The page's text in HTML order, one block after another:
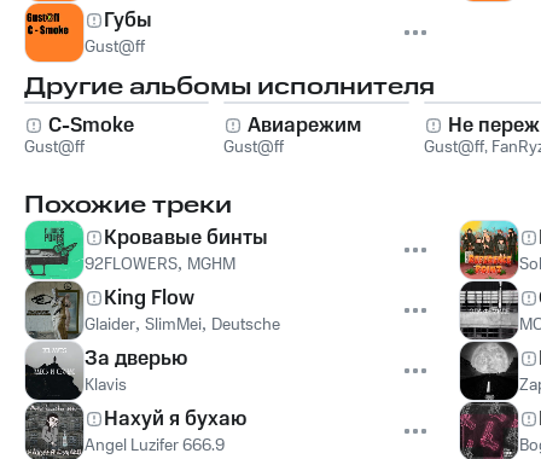
Губы
Gust@ff
Другие альбомы исполнителя
C-Smoke
Gust@ff
Авиарежим
Gust@ff
Не
Gust@ff,
Похожие треки
Кровавые бинты
92FLOWERS, MGHM
King Flow
Glaider, SlimMei, Deutsche
За дверью
Klavis
Нахуй я бухаю
Angel Luzifer 666.9